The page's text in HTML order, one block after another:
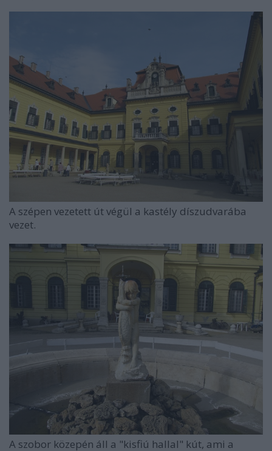
A szépen vezetett út végül a kastély díszudvarába
vezet.
A szobor közepén áll a "kisfiú hallal" kút, ami a